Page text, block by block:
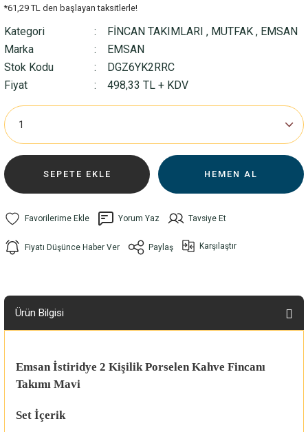
*61,29 TL den başlayan taksitlerle!
Kategori FİNCAN TAKIMLARI , MUTFAK , EMSAN
Marka
EMSAN
Stok Kodu
DGZ6YK2RRC
Fiyat
498,33 TL + KDV
SEPETE EKLE HEMEN AL
Yorum Yaz Tavsiye Et
Fiyatı Düşünce Haber Ver Paylaş Karşılaştır
Ürün Bilgisi
Emsan İstiridye 2 Kişilik Porselen Kahve Fincanı
Takımı Mavi
Set İçerik